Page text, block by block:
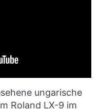
ungarische
Roland LX-9 im